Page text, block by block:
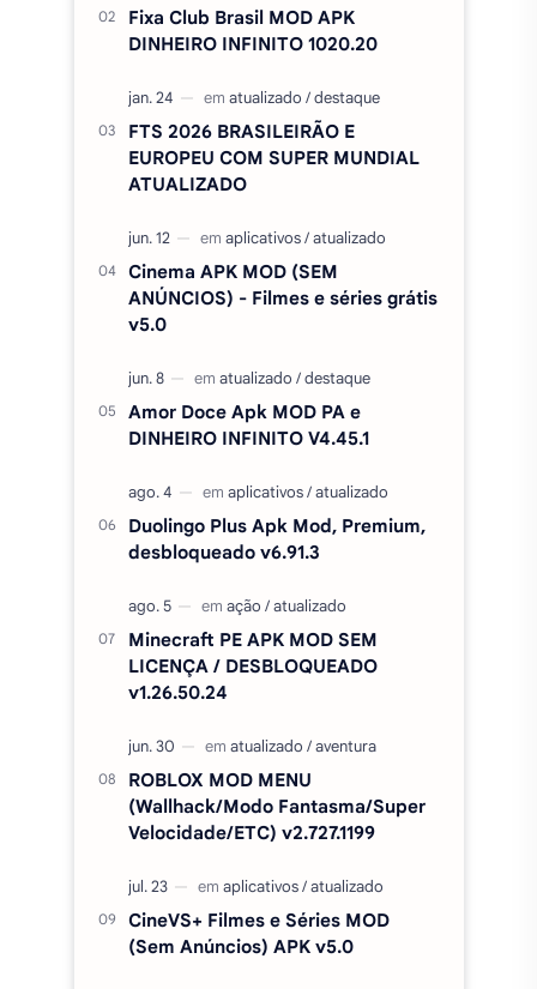
Fixa Club Brasil MOD APK
DINHEIRO INFINITO 1020.20
FTS 2026 BRASILEIRÃO E
EUROPEU COM SUPER MUNDIAL
ATUALIZADO
Cinema APK MOD (SEM
ANÚNCIOS) - Filmes e séries grátis
v5.0
Amor Doce Apk MOD PA e
DINHEIRO INFINITO V4.45.1
Duolingo Plus Apk Mod, Premium,
desbloqueado v6.91.3
Minecraft PE APK MOD SEM
LICENÇA / DESBLOQUEADO
v1.26.50.24
ROBLOX MOD MENU
(Wallhack/Modo Fantasma/Super
Velocidade/ETC) v2.727.1199
CineVS+ Filmes e Séries MOD
(Sem Anúncios) APK v5.0